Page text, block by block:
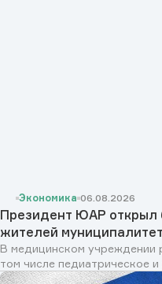
Экономика 06.08.2026
Президент ЮАР открыл
жителей
В медицинском учреждении
том числе педиатрическое и